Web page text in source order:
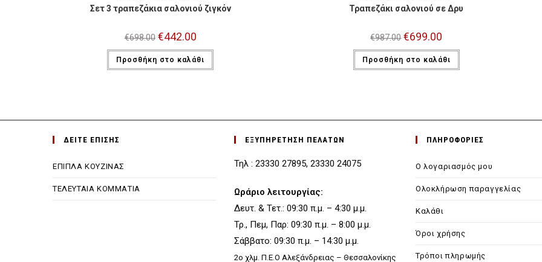
Σετ 3 τραπεζάκια σαλονιού ζιγκόν
€698.00 Original
price
was:
€698.00.
€442.00Η
τιμή
είναι:
€442.00.
Προσθήκη στο καλάθι
Τραπεζάκι σαλονιού σε Δρυ
€987.00 Original
price
was:
€987.00.
€699.00
τιμή
είναι:
€699.00.
Προσθήκη στο καλάθι
ΔΕΙΤΕ ΕΠΙΣΗΣ
ΕΠΙΠΛΑ ΚΟΥΖΙΝΑΣ
ΤΕΛΕΥΤΑΙΑ ΚΟΜΜΑΤΙΑ
ΕΞΥΠΗΡΕΤΗΣΗ ΠΕΛΑΤΩΝ
Τηλ : 23330 27895, 23330 24075
Ωράριο λειτουργίας:
Δευτ. & Τετ.: 09:30 π.μ. – 4:30 μ.μ.
Τρ., Πεμ, Παρ: 09:30 π.μ. – 8:00 μ.μ.
Σάββατο: 09:30 π.μ. – 14:30 μ.μ.
2ο χλμ. Π.Ε.Ο Αλεξάνδρειας – Θεσσαλονίκης
ΠΛΗΡΟΦΟΡΙΕΣ
Ο λογαριασμός μου
Ολοκλήρωση παραγγελίας
Καλάθι
Όροι χρήσης
Τρόποι πληρωμής